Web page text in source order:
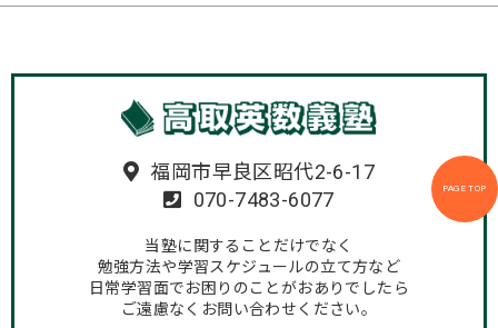
PAGE TOP
福岡市早良区昭代2-6-17
070-7483-6077
当塾に関することだけでなく
勉強方法や学習スケジュールの立て方など
日常学習面でお困りのことがおありでしたら
ご遠慮なくお問い合わせください。